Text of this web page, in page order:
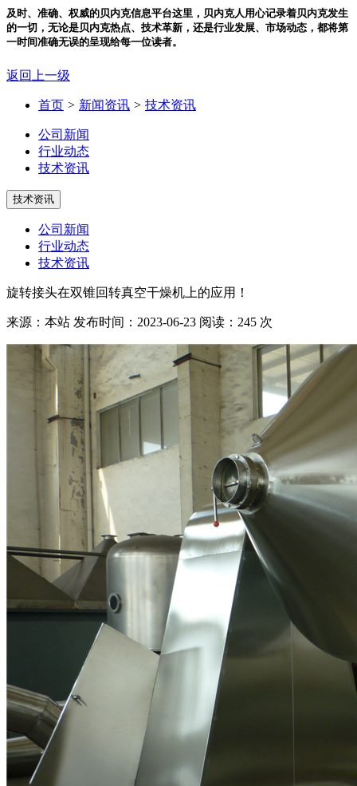
及时、准确、权威的贝内克信息平台这里，贝内克人用心记录着贝内克发生
的一切，无论是贝内克热点、技术革新，还是行业发展、市场动态，都将第
一时间准确无误的呈现给每一位读者。
返回上一级
首页 > 新闻资讯 > 技术资讯
公司新闻
行业动态
技术资讯
技术资讯
公司新闻
行业动态
技术资讯
旋转接头在双锥回转真空干燥机上的应用！
来源：本站 发布时间：2023-06-23 阅读：245 次